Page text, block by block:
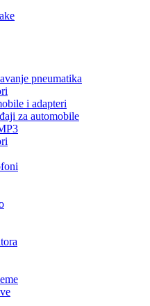
pneumatika
i adapteri
za automobile